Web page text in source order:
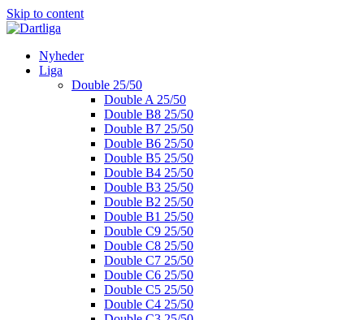
Skip to content
Nyheder
Liga
Double 25/50
Double A 25/50
Double B8 25/50
Double B7 25/50
Double B6 25/50
Double B5 25/50
Double B4 25/50
Double B3 25/50
Double B2 25/50
Double B1 25/50
Double C9 25/50
Double C8 25/50
Double C7 25/50
Double C6 25/50
Double C5 25/50
Double C4 25/50